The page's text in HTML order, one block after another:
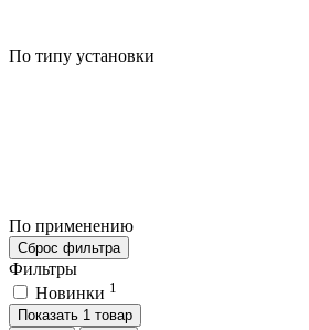
По типу установки
По применению
Сброс фильтра
Фильтры
Новинки 1
Показать 1 товар